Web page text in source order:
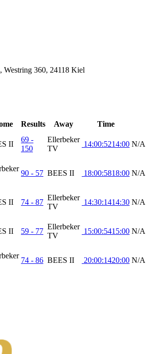
Westring 360, 24118 Kiel
Results Away
Time
II
69 -
150
Ellerbeker
TV
14:00:5214:00 N/A
90 - 57 BEES II 18:00:5818:00 N/A
II 74 - 87
Ellerbeker
TV
14:30:1414:30 N/A
II 59 - 77
Ellerbeker
TV
15:00:5415:00 N/A
74 - 86 BEES II 20:00:1420:00 N/A